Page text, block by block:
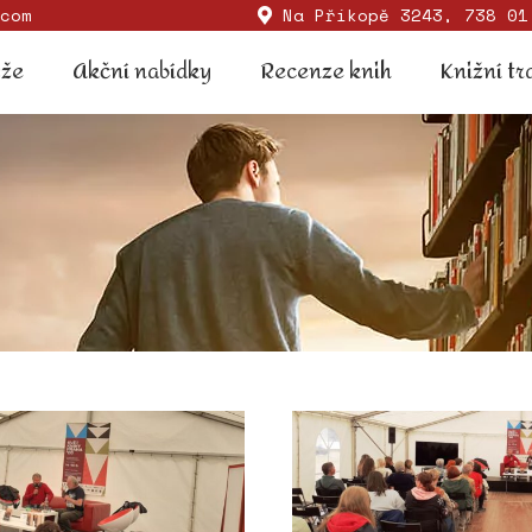
Na Příkopě 3243, 738
Akční nabídky Recenze knih Knižní
Akční nabídky Recenze knih